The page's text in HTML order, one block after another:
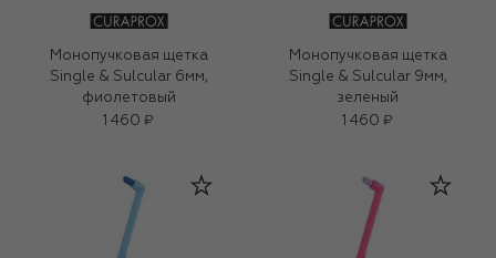
Монопучковая щетка
Single & Sulcular 6мм,
фиолетовый
1 460 ₽
Монопучковая щетка
Single & Sulcular 9мм,
зеленый
1 460 ₽